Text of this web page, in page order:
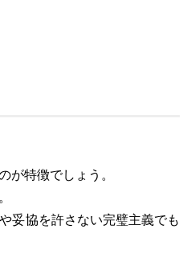
が特徴でしょう。
妥協を許さない完璧主義でも